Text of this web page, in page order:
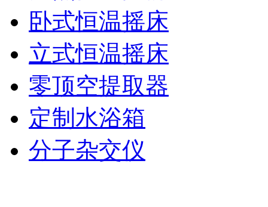
卧式恒温摇床
立式恒温摇床
零顶空提取器
定制水浴箱
分子杂交仪